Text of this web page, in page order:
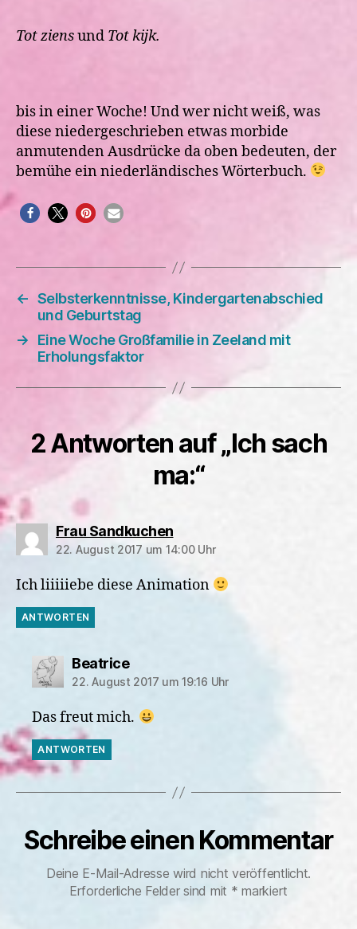
Tot ziensund Tot kijk.
bis in einer Woche! Und wer nicht weiß, was
diese niedergeschrieben etwas morbide
anmutenden Ausdrücke da oben bedeuten, der
bemühe ein niederländisches Wörterbuch.
← Selbsterkenntnisse, Kindergartenabschied
und Geburtstag
→
Eine Woche Großfamilie in Zeeland mit
Erholungsfaktor
2 Antworten auf „Ich sach
ma:“
Frau Sandkuchensagt:
22. August 2017 um 14:00 Uhr
Ich liiiiiebe diese Animation
ANTWORTEN
Beatricesagt:
22. August 2017 um 19:16 Uhr
Das freut mich.
ANTWORTEN
Schreibe einen Kommentar
Deine E-Mail-Adresse wird nicht veröffentlicht.
Erforderliche Felder sind mit * markiert